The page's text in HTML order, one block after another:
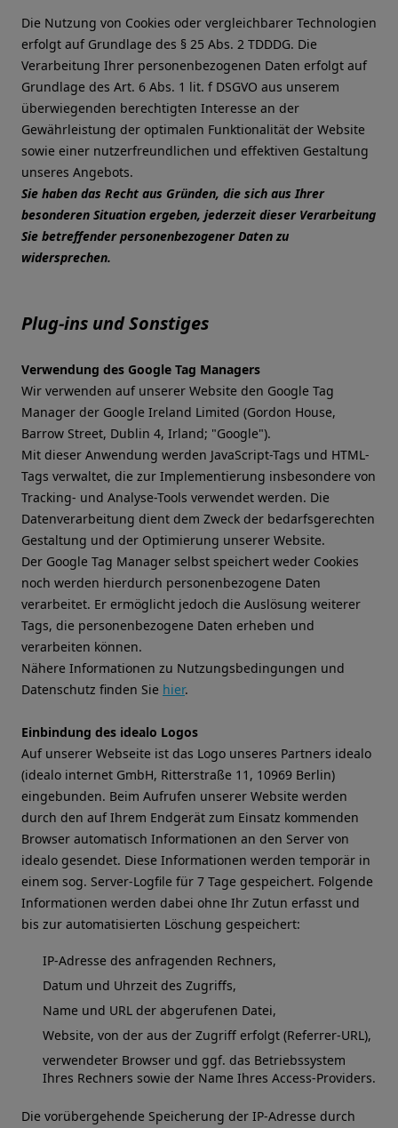
Die Nutzung von Cookies oder vergleichbarer Technologien
erfolgt auf Grundlage des § 25 Abs. 2 TDDDG. Die
Verarbeitung Ihrer personenbezogenen Daten erfolgt auf
Grundlage des Art. 6 Abs. 1 lit. f DSGVO aus unserem
überwiegenden berechtigten Interesse an der
Gewährleistung der optimalen Funktionalität der Website
sowie einer nutzerfreundlichen und effektiven Gestaltung
unseres Angebots.
Sie haben das Recht aus Gründen, die sich aus Ihrer
besonderen Situation ergeben, jederzeit dieser Verarbeitung
Sie betreffender personenbezogener Daten zu
widersprechen.
Plug-ins und Sonstiges
Verwendung des Google Tag Managers
Wir verwenden auf unserer Website den Google Tag
Manager der Google Ireland Limited (Gordon House,
Barrow Street, Dublin 4, Irland; "Google").
Mit dieser Anwendung werden JavaScript-Tags und HTML-
Tags verwaltet, die zur Implementierung insbesondere von
Tracking- und Analyse-Tools verwendet werden. Die
Datenverarbeitung dient dem Zweck der bedarfsgerechten
Gestaltung und der Optimierung unserer Website.
Der Google Tag Manager selbst speichert weder Cookies
noch werden hierdurch personenbezogene Daten
verarbeitet. Er ermöglicht jedoch die Auslösung weiterer
Tags, die personenbezogene Daten erheben und
verarbeiten können.
Nähere Informationen zu Nutzungsbedingungen und
Datenschutz finden Sie hier.
Einbindung des idealo Logos
Auf unserer Webseite ist das Logo unseres Partners idealo
(idealo internet GmbH, Ritterstraße 11, 10969 Berlin)
eingebunden. Beim Aufrufen unserer Website werden
durch den auf Ihrem Endgerät zum Einsatz kommenden
Browser automatisch Informationen an den Server von
idealo gesendet. Diese Informationen werden temporär in
einem sog. Server-Logfile für 7 Tage gespeichert. Folgende
Informationen werden dabei ohne Ihr Zutun erfasst und
bis zur automatisierten Löschung gespeichert:
IP-Adresse des anfragenden Rechners,
Datum und Uhrzeit des Zugriffs,
Name und URL der abgerufenen Datei,
Website, von der aus der Zugriff erfolgt (Referrer-URL),
verwendeter Browser und ggf. das Betriebssystem
Ihres Rechners sowie der Name Ihres Access-Providers.
Die vorübergehende Speicherung der IP-Adresse durch